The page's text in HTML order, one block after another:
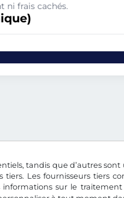
tandis que d’autres
Les fournisseurs tiers
sur le
ni frais cachés.